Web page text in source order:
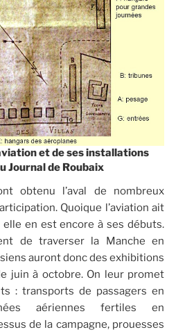
et de ses installations
Journal de Roubaix
obtenu l’aval de nombreux
Quoique l’aviation ait
elle en est encore à ses débuts.
de traverser la Manche en
auront donc des exhibitions
juin à octobre. On leur promet
: transports de passagers en
aériennes fertiles en
de la campagne, prouesses